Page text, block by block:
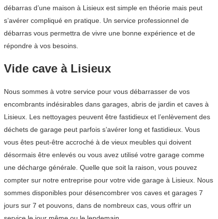
débarras d’une maison à Lisieux est simple en théorie mais peut
s’avérer compliqué en pratique. Un service professionnel de
débarras vous permettra de vivre une bonne expérience et de
répondre à vos besoins.
Vide cave à Lisieux
Nous sommes à votre service pour vous débarrasser de vos
encombrants indésirables dans garages, abris de jardin et caves à
Lisieux. Les nettoyages peuvent être fastidieux et l’enlèvement des
déchets de garage peut parfois s’avérer long et fastidieux. Vous
vous êtes peut-être accroché à de vieux meubles qui doivent
désormais être enlevés ou vous avez utilisé votre garage comme
une décharge générale. Quelle que soit la raison, vous pouvez
compter sur notre entreprise pour votre vide garage à Lisieux. Nous
sommes disponibles pour désencombrer vos caves et garages 7
jours sur 7 et pouvons, dans de nombreux cas, vous offrir un